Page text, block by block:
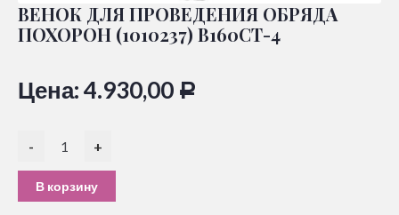
ВЕНОК ДЛЯ ПРОВЕДЕНИЯ ОБРЯДА
ПОХОРОН (1010237) В160СТ-4
Цена:4.930,00 Р
- +
В корзину